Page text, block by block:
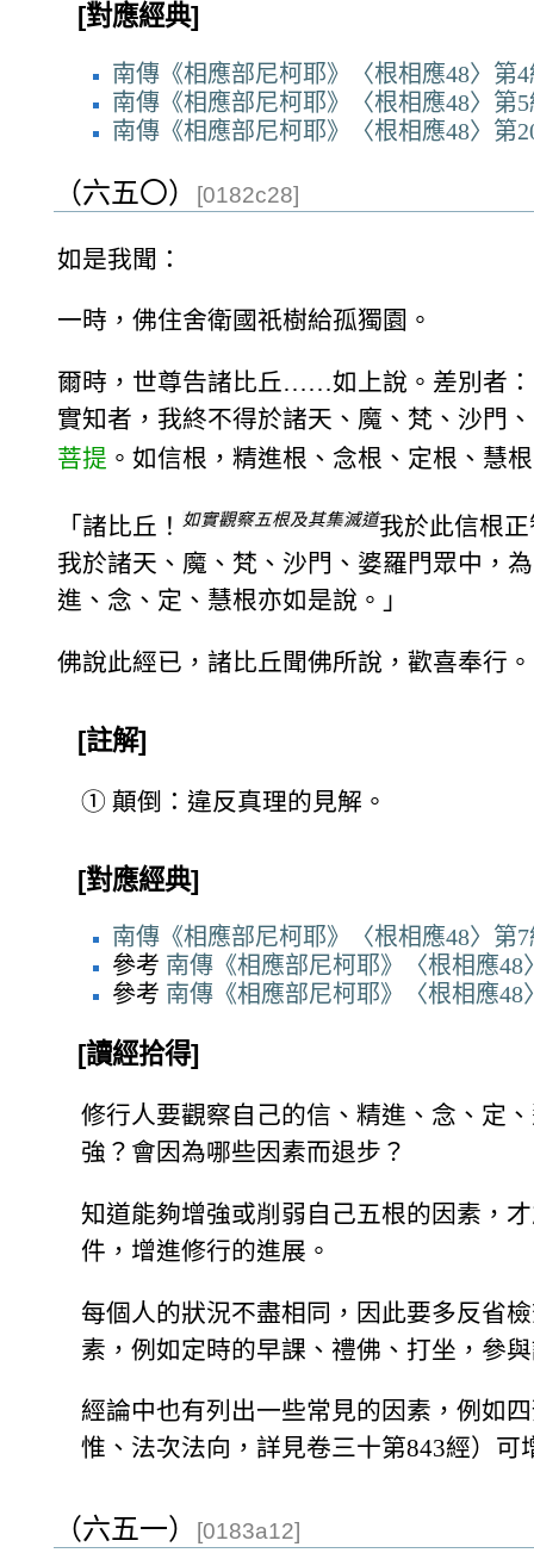
[對應經典]
南傳《相應部尼柯耶》〈根相應48〉第
南傳《相應部尼柯耶》〈根相應48〉第
南傳《相應部尼柯耶》〈根相應48〉第
（六五〇） [0182c28]
如是我聞：
一時，佛住舍衛國祇樹給孤獨園。
爾時，世尊告諸比丘……如上說。差別者
實知者，我終不得於諸天、魔、梵、沙門
菩提 。如信根，精進根、念根、定根、慧
「諸比丘！ 如實觀察五根及其集滅道我於此信根
我於諸天、魔、梵、沙門、婆羅門眾中，
進、念、定、慧根亦如是說。」
佛說此經已，諸比丘聞佛所說，歡喜奉行。
[註解]
① 顛倒：違反真理的見解。
[對應經典]
南傳《相應部尼柯耶》〈根相應48〉第
參考 南傳《相應部尼柯耶》〈根相應
參考 南傳《相應部尼柯耶》〈根相應48
[讀經拾得]
修行人要觀察自己的信、精進、念、定
強？會因為哪些因素而退步？
知道能夠增強或削弱自己五根的因素，
件，增進修行的進展。
每個人的狀況不盡相同，因此要多反省
素，例如定時的早課、禮佛、打坐，參
經論中也有列出一些常見的因素，例如
惟、法次法向，詳見卷三十第843經）
（六五一） [0183a12]